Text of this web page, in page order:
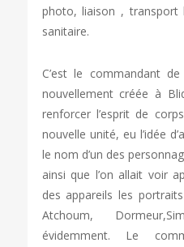
photo, liaison , transport
sanitaire.
C’est le commandant
nouvellement créée à
renforcer l’esprit de
nouvelle unité, eu l’idée
le nom d’un des
ainsi que l’on allait voir
des appareils les
Atchoum,
évidemment. Le